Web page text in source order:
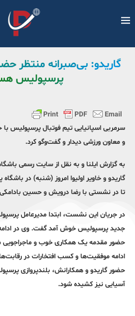
گاریدو: بی‌صبرانه منتظر
پرسپولیس
سرمربی اسپانیایی تیم فوتبال پرسپولیس با
و معاون ورزشی دیدار و گفت‌وگو کرد.
به گزارش ایلنا و به نقل از سایت رسمی
گاریدو و خاویر اولیوا امروز (شنبه) در
تا در نشستی با رضا درویش و حسین
در جریان این نشست، ابتدا مدیرعامل
جدید پرسپولیس خوش آمد گفت. وی در ادامه
حضور مقدمه یک همکاری خوب و ماجراجویی
ادامه موفقیت‌ها و کسب افتخارات در
حضور گاریدو و همکارانش، بلندپروازی
آسیایی نیز کشیده شود.